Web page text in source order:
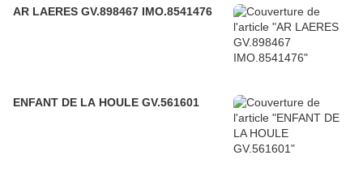
AR LAERES GV.898467 IMO.8541476
ENFANT DE LA HOULE GV.561601